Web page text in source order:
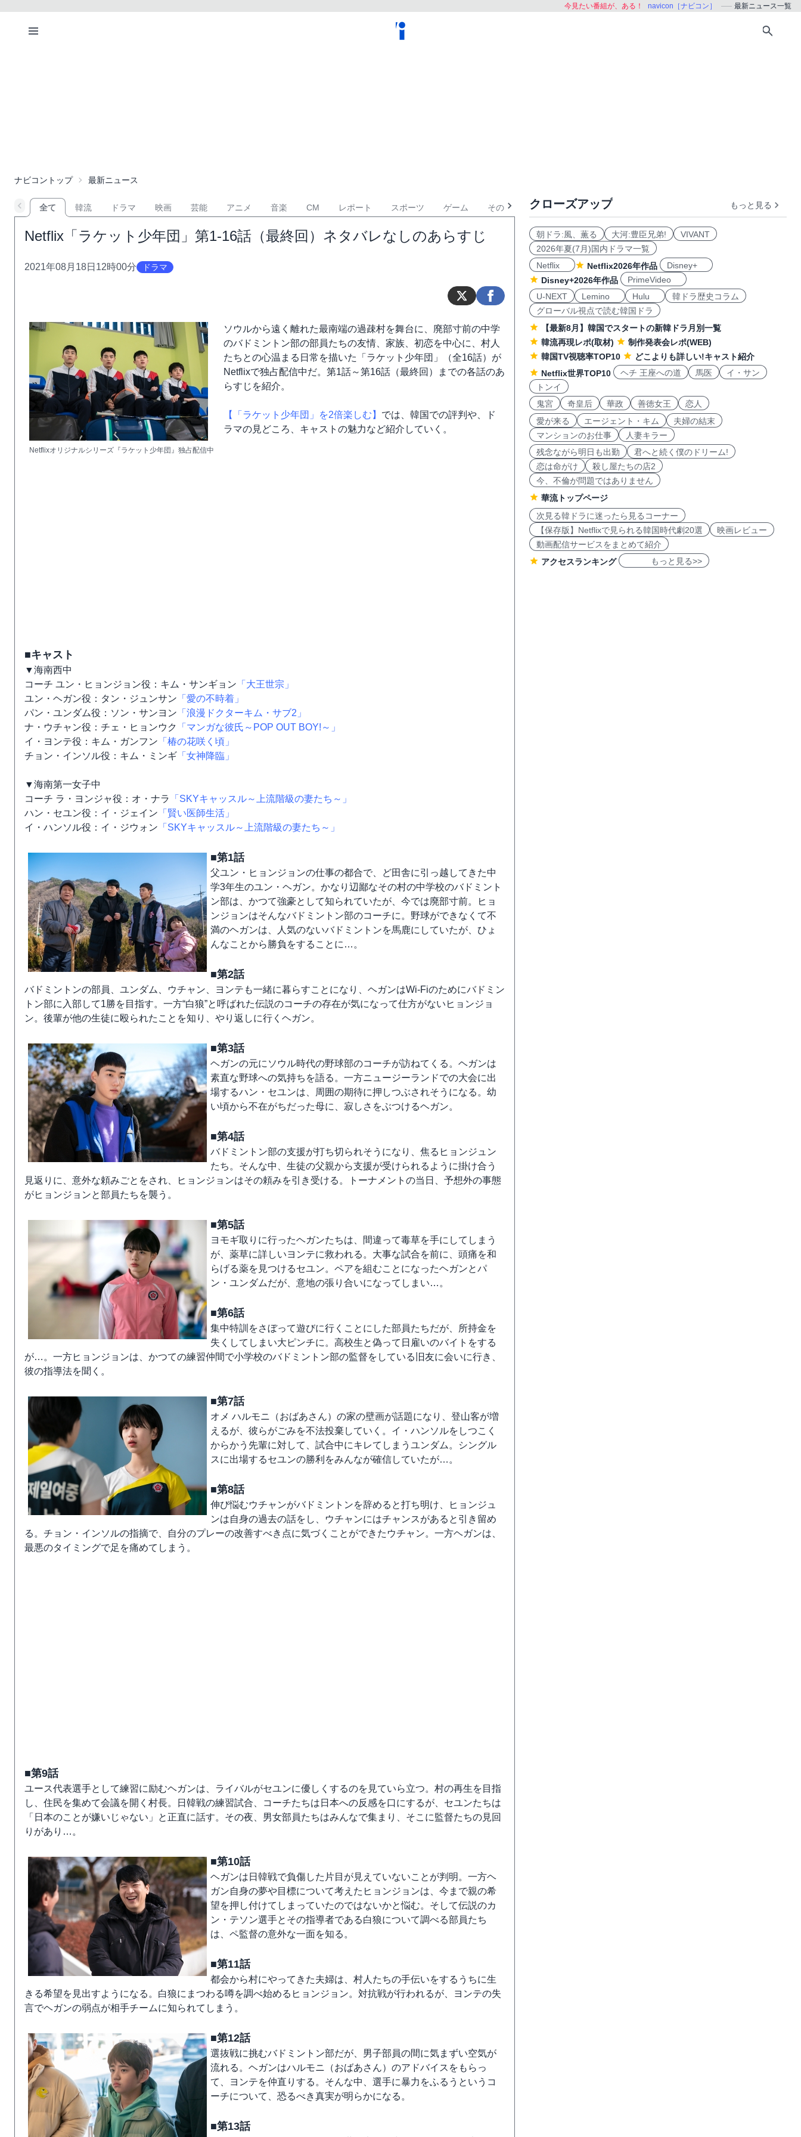
今見たい番組が、ある！ navicon［ナビコン］ 最新ニュース一覧
ナビコントップ 最新ニュース
全て 韓流 ドラマ 映画 芸能 アニメ 音楽 CM レポート スポーツ ゲーム その他
Netflix「ラケット少年団」第1-16話（最終回）ネタバレなしのあらすじ
2021年08月18日12時00分 ドラマ
Netflixオリジナルシリーズ『ラケット少年団』独占配信中
ソウルから遠く離れた最南端の過疎村を舞台に、廃部寸前の中学
のバドミントン部の部員たちの友情、家族、初恋を中心に、村人
たちとの心温まる日常を描いた「ラケット少年団」（全16話）が
Netflixで独占配信中だ。第1話～第16話（最終回）までの各話のあ
らすじを紹介。
【「ラケット少年団」を2倍楽しむ】 では、韓国での評判や、ド
ラマの見どころ、キャストの魅力など紹介していく。
■キャスト
▼海南西中
コーチ ユン・ヒョンジョン役：キム・サンギョン 「大王世宗」
ユン・ヘガン役：タン・ジュンサン 「愛の不時着」
パン・ユンダム役：ソン・サンヨン 「浪漫ドクターキム・サブ2」
ナ・ウチャン役：チェ・ヒョンウク
「マンガな彼氏～POP OUT BOY!～」
イ・ヨンテ役：キム・ガンフン 「椿の花咲く頃」
チョン・インソル役：キム・ミンギ 「女神降臨」
▼海南第一女子中
コーチ ラ・ヨンジャ役：オ・ナラ
「SKYキャッスル～上流階級の妻たち～」
ハン・セユン役：イ・ジェイン 「賢い医師生活」
イ・ハンソル役：イ・ジウォン 「SKYキャッスル～上流階級の妻たち～」
■第1話
父ユン・ヒョンジョンの仕事の都合で、ど田舎に引っ越してきた中
学3年生のユン・ヘガン。かなり辺鄙なその村の中学校のバドミント
ン部は、かつて強豪として知られていたが、今では廃部寸前。ヒョ
ンジョンはそんなバドミントン部のコーチに。野球ができなくて不
満のヘガンは、人気のないバドミントンを馬鹿にしていたが、ひょ
んなことから勝負をすることに…。
■第2話
バドミントンの部員、ユンダム、ウチャン、ヨンテも一緒に暮らすことになり、ヘガンはWi-Fiのためにバドミン
トン部に入部して1勝を目指す。一方“白狼”と呼ばれた伝説のコーチの存在が気になって仕方がないヒョンジョ
ン。後輩が他の生徒に殴られたことを知り、やり返しに行くヘガン。
■第3話
ヘガンの元にソウル時代の野球部のコーチが訪ねてくる。ヘガンは
素直な野球への気持ちを語る。一方ニュージーランドでの大会に出
場するハン・セユンは、周囲の期待に押しつぶされそうになる。幼
い頃から不在がちだった母に、寂しさをぶつけるヘガン。
■第4話
バドミントン部の支援が打ち切られそうになり、焦るヒョンジュン
たち。そんな中、生徒の父親から支援が受けられるように掛け合う
見返りに、意外な頼みごとをされ、ヒョンジョンはその頼みを引き受ける。トーナメントの当日、予想外の事態
がヒョンジョンと部員たちを襲う。
■第5話
ヨモギ取りに行ったヘガンたちは、間違って毒草を手にしてしまう
が、薬草に詳しいヨンテに救われる。大事な試合を前に、頭痛を和
らげる薬を見つけるセユン。ペアを組むことになったヘガンとパ
ン・ユンダムだが、意地の張り合いになってしまい…。
■第6話
集中特訓をさぼって遊びに行くことにした部員たちだが、所持金を
失くしてしまい大ピンチに。高校生と偽って日雇いのバイトをする
が…。一方ヒョンジョンは、かつての練習仲間で小学校のバドミントン部の監督をしている旧友に会いに行き、
彼の指導法を聞く。
■第7話
オメ ハルモニ（おばあさん）の家の壁画が話題になり、登山客が増
えるが、彼らがごみを不法投棄していく。イ・ハンソルをしつこく
からかう先輩に対して、試合中にキレてしまうユンダム。シングル
スに出場するセユンの勝利をみんなが確信していたが…。
■第8話
伸び悩むウチャンがバドミントンを辞めると打ち明け、ヒョンジュ
ンは自身の過去の話をし、ウチャンにはチャンスがあると引き留め
る。チョン・インソルの指摘で、自分のプレーの改善すべき点に気づくことができたウチャン。一方ヘガンは、
最悪のタイミングで足を痛めてしまう。
■第9話
ユース代表選手として練習に励むヘガンは、ライバルがセユンに優しくするのを見ていら立つ。村の再生を目指
し、住民を集めて会議を開く村長。日韓戦の練習試合、コーチたちは日本への反感を口にするが、セユンたちは
「日本のことが嫌いじゃない」と正直に話す。その夜、男女部員たちはみんなで集まり、そこに監督たちの見回
りがあり…。
■第10話
ヘガンは日韓戦で負傷した片目が見えていないことが判明。一方ヘ
ガン自身の夢や目標について考えたヒョンジョンは、今まで親の希
望を押し付けてしまっていたのではないかと悩む。そして伝説のカ
ン・テソン選手とその指導者である白狼について調べる部員たち
は、ペ監督の意外な一面を知る。
■第11話
都会から村にやってきた夫婦は、村人たちの手伝いをするうちに生
きる希望を見出すようになる。白狼にまつわる噂を調べ始めるヒョンジョン。対抗戦が行われるが、ヨンテの失
言でヘガンの弱点が相手チームに知られてしまう。
■第12話
選抜戦に挑むバドミントン部だが、男子部員の間に気まずい空気が
流れる。ヘガンはハルモニ（おばあさん）のアドバイスをもらっ
て、ヨンテを仲直りする。そんな中、選手に暴力をふるうというコ
ーチについて、恐るべき真実が明らかになる。
■第13話
クローズアップ もっと見る
朝ドラ:風、薫る 大河:豊臣兄弟!
VIVANT
2026年夏(7月)国内ドラマ一覧
Netflix
Netflix2026年作品
Disney+
Disney+2026年作品
PrimeVideo
U-NEXT
Lemino Hulu
韓ドラ歴史コラム
グローバル視点で読む韓国ドラ
【最新8月】韓国でスタートの新韓ドラ月別一覧
韓流再現レポ(取材)
制作発表会レポ(WEB)
韓国TV視聴率TOP10
どこよりも詳しい!キャスト紹介
Netflix世界TOP10
ヘチ 王座への道 馬医
イ・サン
トンイ
鬼宮
奇皇后 華政 善徳女王
恋人
愛が来る
エージェント・キム
夫婦の結末
マンションのお仕事
人妻キラー
残念ながら明日も出勤
君へと続く僕のドリーム!
恋は命がけ
殺し屋たちの店2
今、不倫が問題ではありません
華流トップページ
次見る韓ドラに迷ったら見るコーナー
【保存版】Netflixで見られる韓国時代劇20選
映画レビュー
動画配信サービスをまとめて紹介
アクセスランキング
もっと見る>>